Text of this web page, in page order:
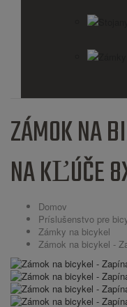
ZÁMOK NA
NA KĽÚČE
Domov
Príslušenstvo pre
Zámky na bicykel
Zámok na bicykel -